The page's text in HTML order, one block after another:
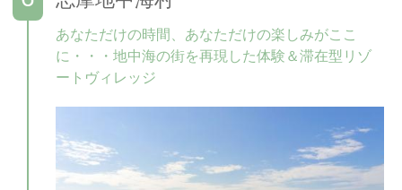
あなただけの時間、あなただけの楽しみがここ
に・・・地中海の街を再現した体験＆滞在型リゾ
ートヴィレッジ